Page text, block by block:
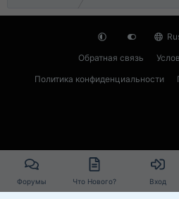
Обратная связь
Политика конфиденциальности
Форумы Что Нового? Вход